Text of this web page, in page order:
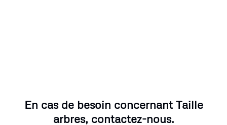
En cas de besoin concernant Taille
arbres, contactez-nous.